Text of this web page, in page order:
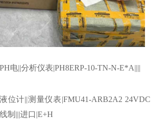
PH电||分析仪表|PH8ERP-10-TN-N-E*A||||
液位计||测量仪表|FMU41-ARB2A2 24VDC
线制|||进口|E+H